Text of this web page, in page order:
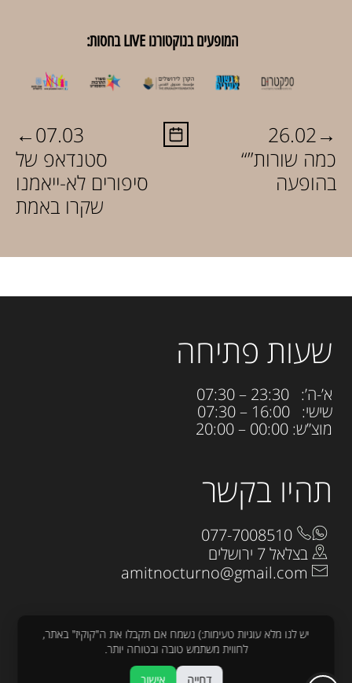
המופעים בנוקטורנו LIVE בחסות:
←07.03
סטנדאפ של
סיפורים לא-ייאמנו
שקרו באמת
26.02→
“כמה שורות”
בהופעה
תהיו בקשר
בצלאל 7 ירושלים
שעות פתיחה
א’-ה’: 23:30 – 07:30
שישי: 16:00 – 07:30
מוצ”ש: 00:00 – 20:00
יש לנו מלא עוגיות טעימות:) נשמח אם תקבלו את ה"קוקיז" באתר,
לחווית משתמש טובה ובטוחה יותר.
דחייה אישור